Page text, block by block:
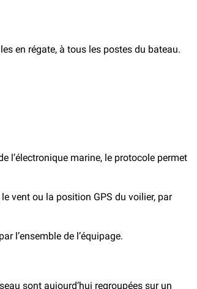
en régate, à tous les postes du bateau.
l’électronique marine, le protocole permet
vent ou la position GPS du voilier, par
l’ensemble de l’équipage.
sont aujourd’hui regroupées sur un